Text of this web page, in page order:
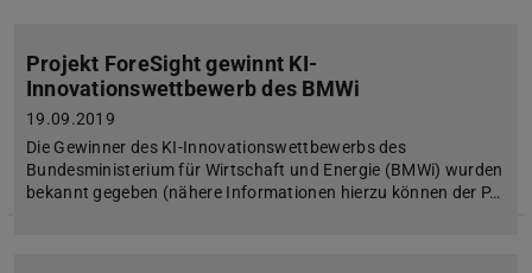
Projekt ForeSight gewinnt KI-
Innovationswettbewerb des BMWi
19.09.2019
Die Gewinner des KI-Innovationswettbewerbs des
Bundesministerium für Wirtschaft und Energie (BMWi) wurden
bekannt gegeben (nähere Informationen hierzu können der P…